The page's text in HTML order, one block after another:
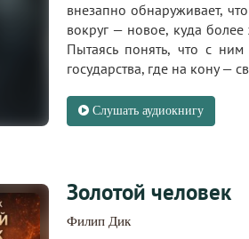
внезапно обнаруживает,
вокруг — новое, куда
Пытаясь понять, что с
государства, где на кону —
Слушать аудиокнигу
Золотой человек
Филип Дик